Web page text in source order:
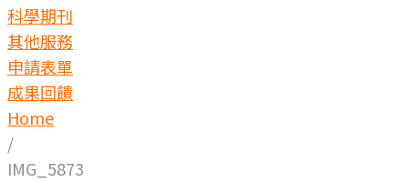
科學期刊
其他服務
申請表單
成果回饋
Home
/
IMG_5873